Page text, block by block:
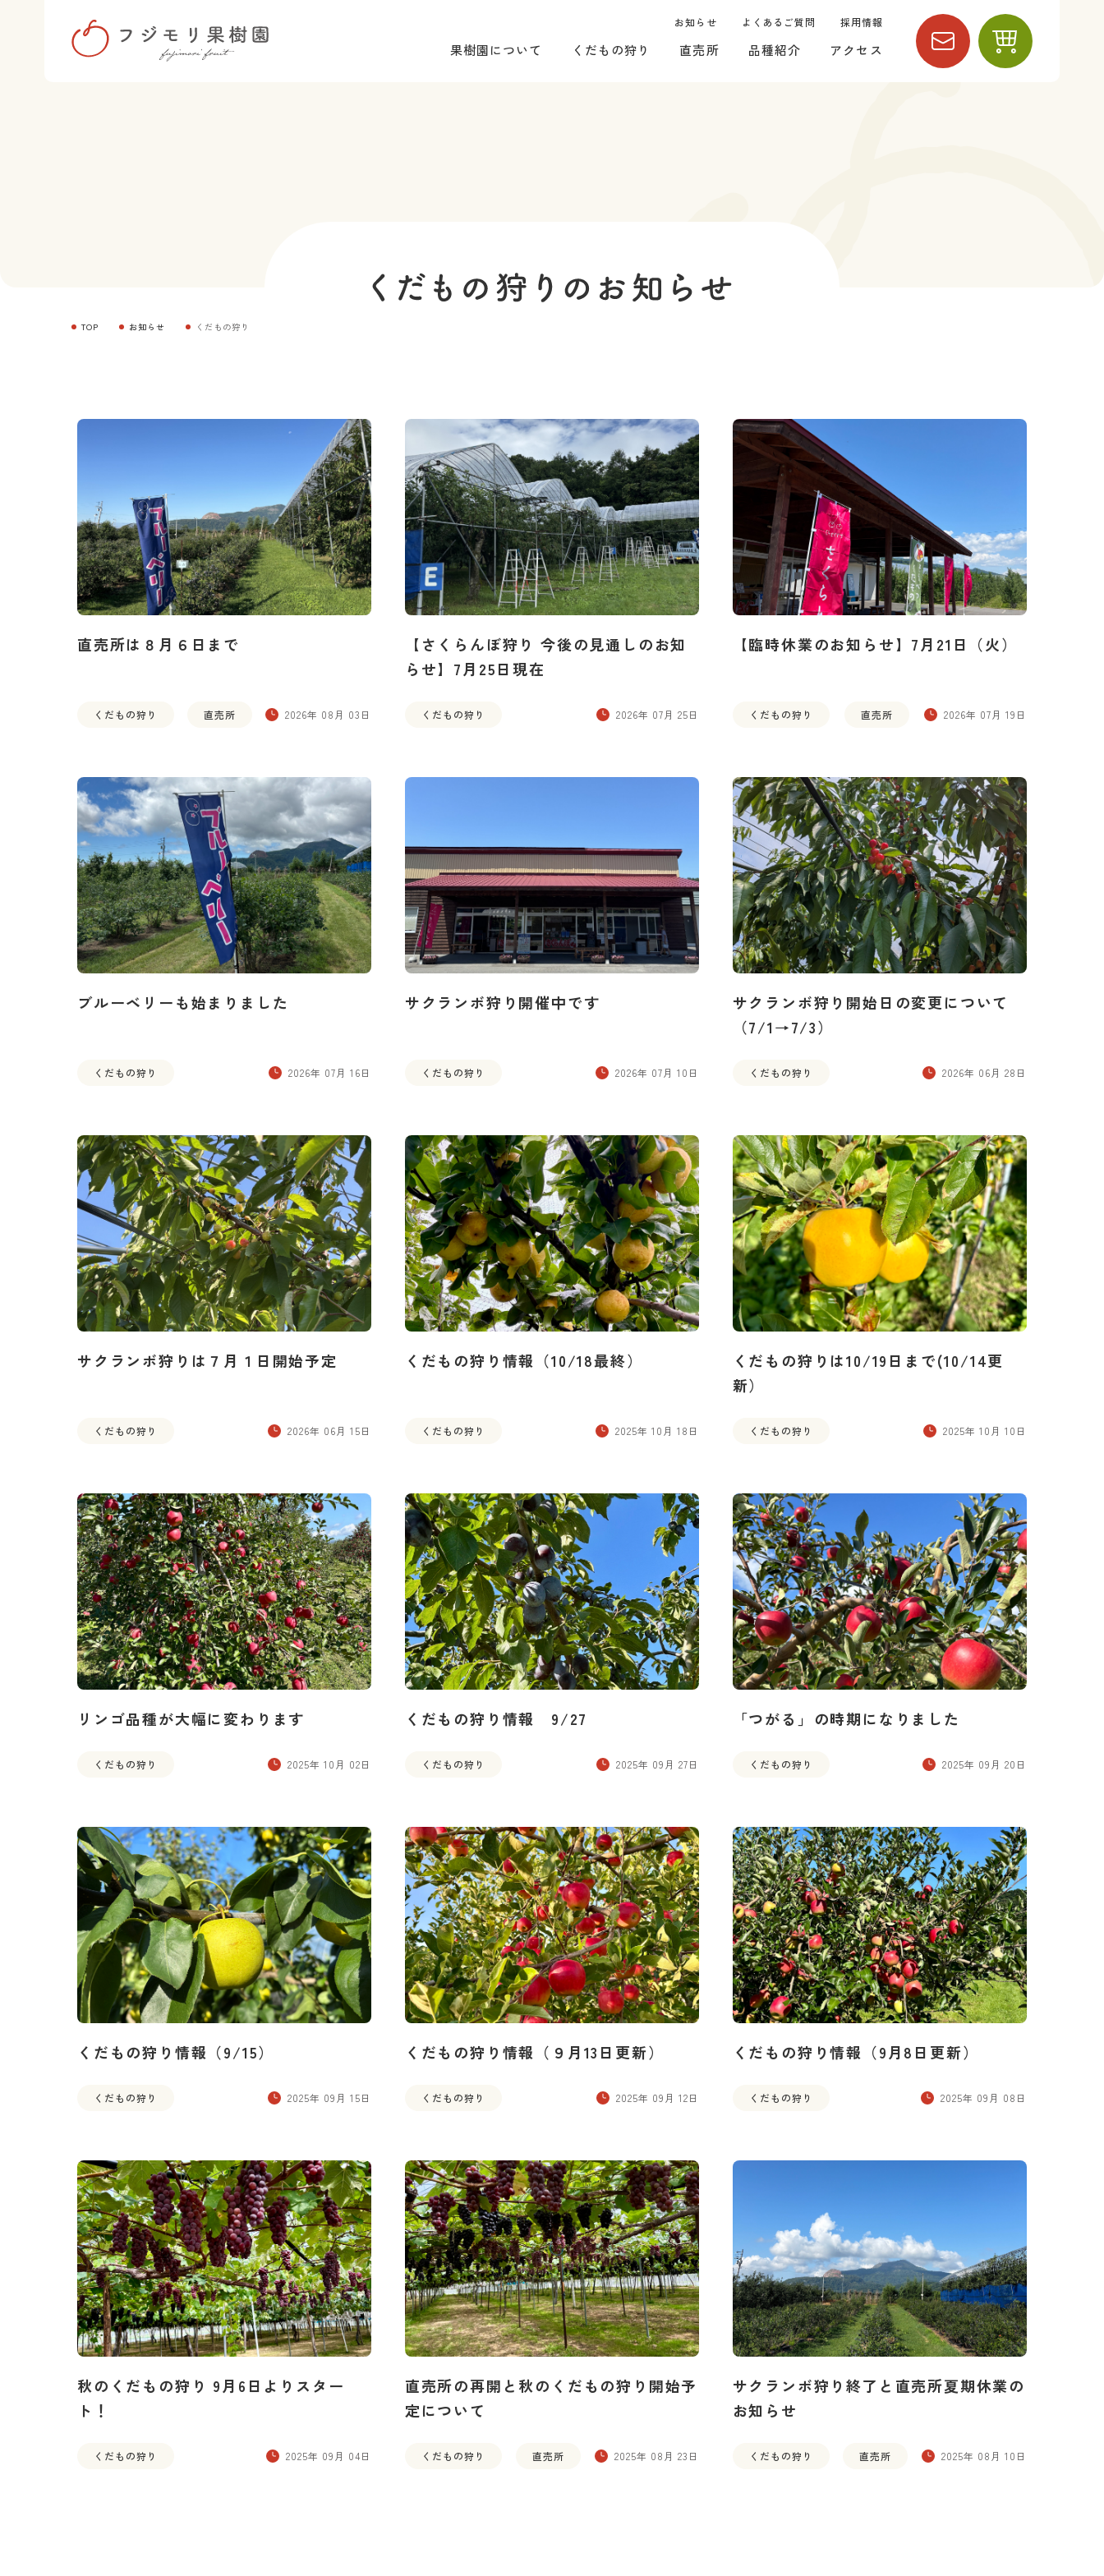
お知らせ よくあるご質問 採用情報
果樹園について くだもの狩り 直売所 品種紹介 アクセス
TOP お知らせ くだもの狩り
直売所は８月６日まで
くだもの狩り 直売所 2026年 08月 03日
【さくらんぼ狩り 今後の見通しのお知
らせ】7月25日現在
くだもの狩り 2026年 07月 25日
【臨時休業のお知らせ】7月21日（火）
くだもの狩り 直売所 2026年 07月 19日
ブルーベリーも始まりました
くだもの狩り 2026年 07月 16日
サクランボ狩り開催中です
くだもの狩り 2026年 07月 10日
サクランボ狩り開始日の変更について
（7/1→7/3）
くだもの狩り 2026年 06月 28日
サクランボ狩りは７月１日開始予定
くだもの狩り 2026年 06月 15日
くだもの狩り情報（10/18最終）
くだもの狩り 2025年 10月 18日
くだもの狩りは10/19日まで(10/14更
新）
くだもの狩り 2025年 10月 10日
リンゴ品種が大幅に変わります
くだもの狩り 2025年 10月 02日
くだもの狩り情報 9/27
くだもの狩り 2025年 09月 27日
「つがる」の時期になりました
くだもの狩り 2025年 09月 20日
くだもの狩り情報（9/15）
くだもの狩り 2025年 09月 15日
くだもの狩り情報（９月13日更新）
くだもの狩り 2025年 09月 12日
くだもの狩り情報（9月8日更新）
くだもの狩り 2025年 09月 08日
秋のくだもの狩り 9月6日よりスター
ト！
くだもの狩り 2025年 09月 04日
直売所の再開と秋のくだもの狩り開始予
定について
くだもの狩り 直売所 2025年 08月 23日
サクランボ狩り終了と直売所夏期休業の
お知らせ
くだもの狩り 直売所 2025年 08月 10日